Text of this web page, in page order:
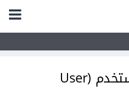
مدخل إلى تجربة المستخدم (User